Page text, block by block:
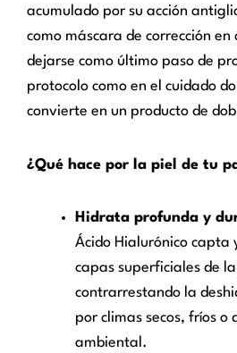
acumulado por su acción
como máscara de corrección
dejarse como último paso de
protocolo como en el cuidado
convierte en un producto de
¿Qué hace por la piel de tu
Hidrata profunda y
Ácido Hialurónico capta
capas superficiales de
contrarrestando la
por climas secos, fríos o
ambiental.